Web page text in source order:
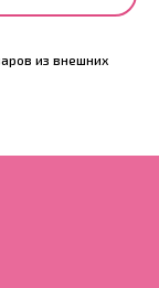
из внешних